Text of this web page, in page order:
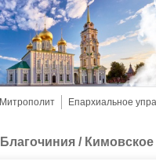
Митрополит Епархиальное
Благочиния /